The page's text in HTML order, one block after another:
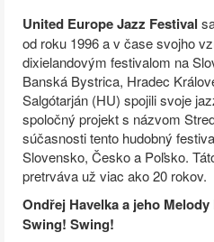
United Europe Jazz Festival
od roku 1996 a v čase svojho
dixielandovým festivalom na
Banská Bystrica, Hradec
Salgótarján (HU) spojili svoje
spoločný projekt s názvom
súčasnosti tento hudobný
Slovensko, Česko a Poľsko.
pretrváva už viac ako 20 rokov.
Ondřej Havelka a jeho
Swing! Swing!